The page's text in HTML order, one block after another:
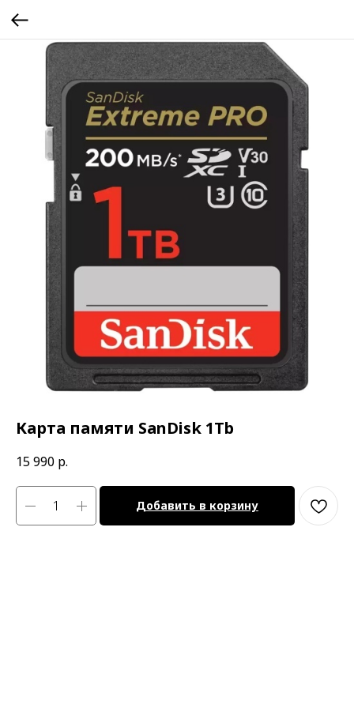
Карта памяти SanDisk 1Tb
15 990 р.
Добавить в корзину